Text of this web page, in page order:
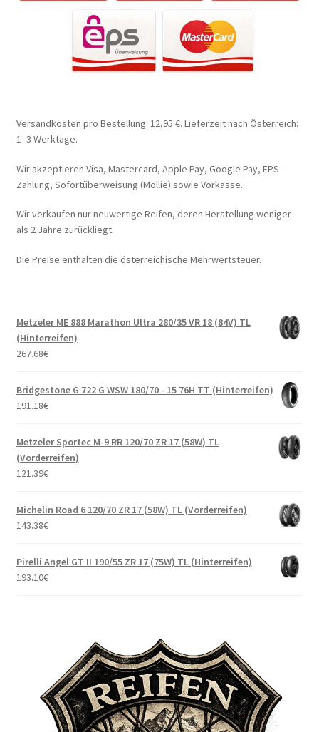
Versandkosten pro Bestellung: 12,95 €. Lieferzeit nach Österreich:
1–3 Werktage.
Wir akzeptieren Visa, Mastercard, Apple Pay, Google Pay, EPS-
Zahlung, Sofortüberweisung (Mollie) sowie Vorkasse.
Wir verkaufen nur neuwertige Reifen, deren Herstellung weniger
als 2 Jahre zurückliegt.
Die Preise enthalten die österreichische Mehrwertsteuer.
Metzeler ME 888 Marathon Ultra 280/35 VR 18 (84V) TL
(Hinterreifen)
267.68€
Bridgestone G 722 G WSW 180/70 - 15 76H TT (Hinterreifen)
191.18€
Metzeler Sportec M-9 RR 120/70 ZR 17 (58W) TL
(Vorderreifen)
121.39€
Michelin Road 6 120/70 ZR 17 (58W) TL (Vorderreifen)
143.38€
Pirelli Angel GT II 190/55 ZR 17 (75W) TL (Hinterreifen)
193.10€